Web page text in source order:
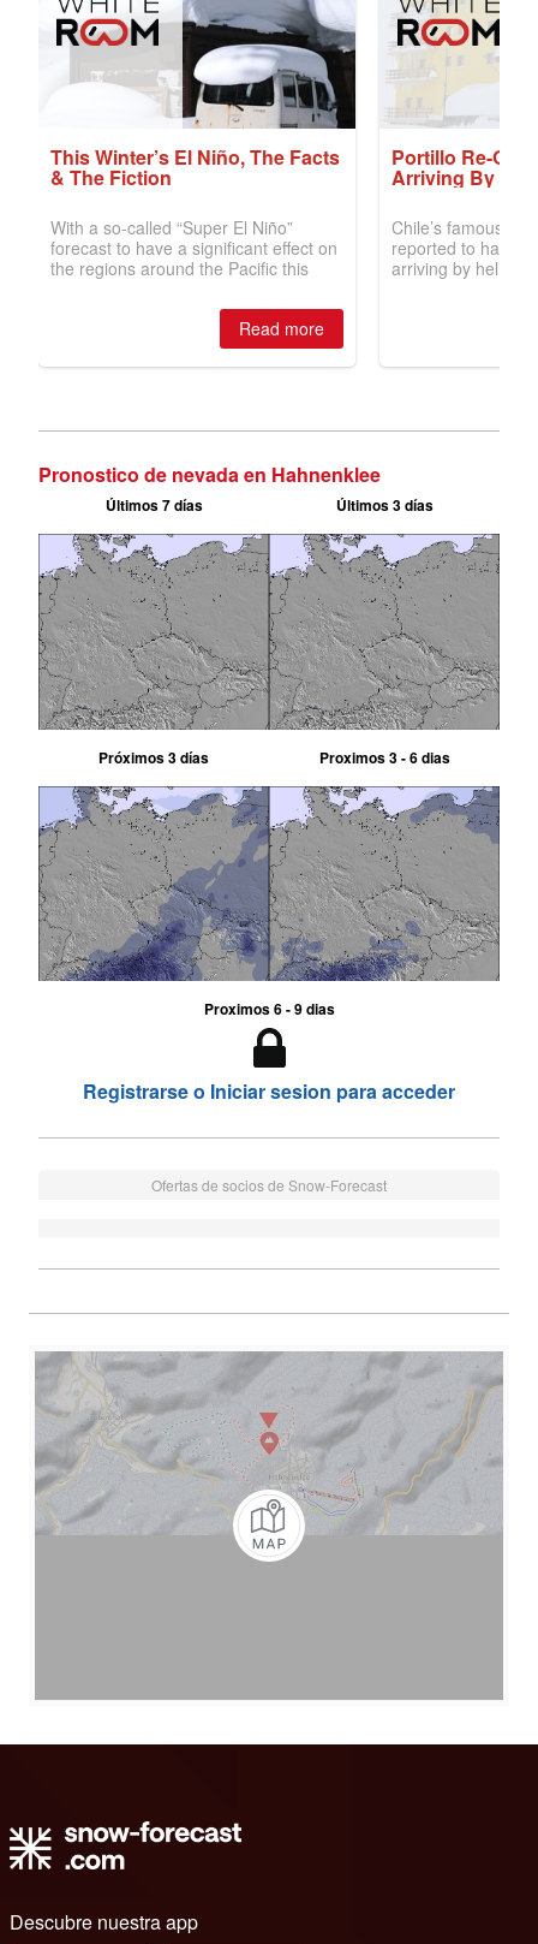
Pronostico de nevada en Hahnenklee
Últimos 7 días Últimos 3 días
Próximos 3 días Proximos 3 - 6 dias
Proximos 6 - 9 dias
Registrarse o Iniciar sesion para acceder
Ofertas de socios de Snow-Forecast
Descubre nuestra app